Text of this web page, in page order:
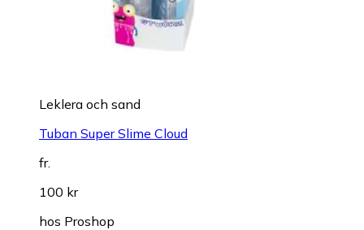
Leklera och sand
Tuban Super Slime Cloud
fr.
100 kr
hos Proshop